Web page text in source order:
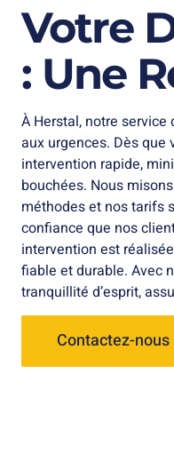
Votre
: Une
À Herstal, notre
aux urgences. Dès que
intervention rapide,
bouchées. Nous
méthodes et nos tarifs
confiance que nos
intervention est
fiable et durable. Avec
tranquillité d’esprit,
Contactez-nous